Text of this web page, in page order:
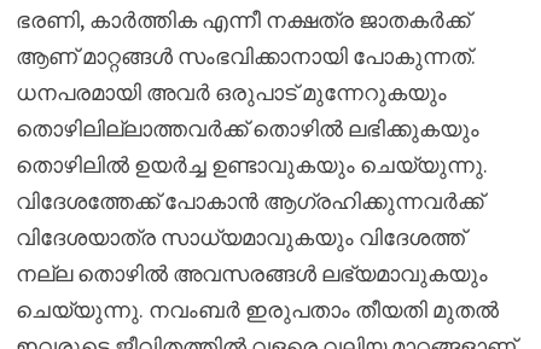
ഭരണി, കാർത്തിക എന്നീ നക്ഷത്ര ജാതകർക്ക്
ആണ് മാറ്റങ്ങൾ സംഭവിക്കാനായി പോകുന്നത്.
ധനപരമായി അവർ ഒരുപാട് മുന്നേറുകയും
തൊഴിലില്ലാത്തവർക്ക് തൊഴിൽ ലഭിക്കുകയും
തൊഴിലിൽ ഉയർച്ച ഉണ്ടാവുകയും ചെയ്യുന്നു.
വിദേശത്തേക്ക് പോകാൻ ആഗ്രഹിക്കുന്നവർക്ക്
വിദേശയാത്ര സാധ്യമാവുകയും വിദേശത്ത്
നല്ല തൊഴിൽ അവസരങ്ങൾ ലഭ്യമാവുകയും
ചെയ്യുന്നു. നവംബർ ഇരുപതാം തീയതി മുതൽ